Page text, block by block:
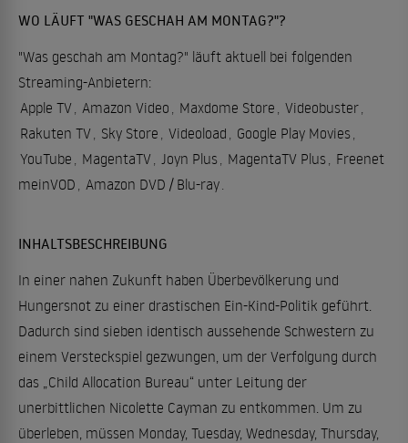
WO LÄUFT "WAS GESCHAH AM MONTAG?"?
"Was geschah am Montag?" läuft aktuell bei folgenden
Streaming-Anbietern:
Apple TV Amazon Video Maxdome Store Videobuster
Rakuten TV Sky Store Videoload Google Play Movies
YouTube
MagentaTV Joyn Plus MagentaTV Plus Freenet
meinVOD
Amazon DVD / Blu-ray
INHALTSBESCHREIBUNG
In einer nahen Zukunft haben Überbevölkerung und
Hungersnot zu einer drastischen Ein-Kind-Politik geführt.
Dadurch sind sieben identisch aussehende Schwestern zu
einem Versteckspiel gezwungen, um der Verfolgung durch
das „Child Allocation Bureau“ unter Leitung der
unerbittlichen Nicolette Cayman zu entkommen. Um zu
überleben, müssen Monday, Tuesday, Wednesday, Thursday,